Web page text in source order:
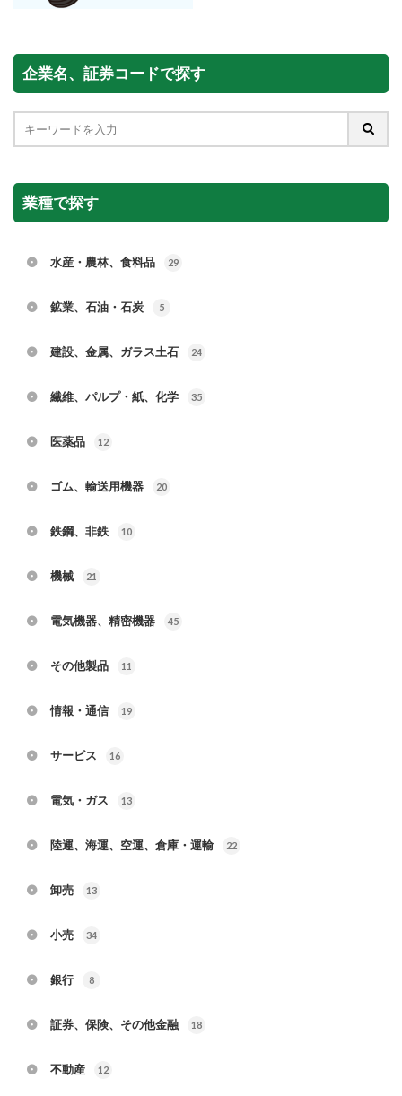
企業名、証券コードで探す
業種で探す
水産・農林、食料品 29
鉱業、石油・石炭 5
建設、金属、ガラス土石 24
繊維、パルプ・紙、化学 35
医薬品 12
ゴム、輸送用機器 20
鉄鋼、非鉄 10
機械 21
電気機器、精密機器 45
その他製品 11
情報・通信 19
サービス 16
電気・ガス 13
陸運、海運、空運、倉庫・運輸 22
卸売 13
小売 34
銀行 8
証券、保険、その他金融 18
不動産 12